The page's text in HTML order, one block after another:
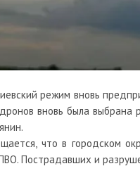
режим вновь
дронов вновь была выбрана
что в городском
Пострадавших и